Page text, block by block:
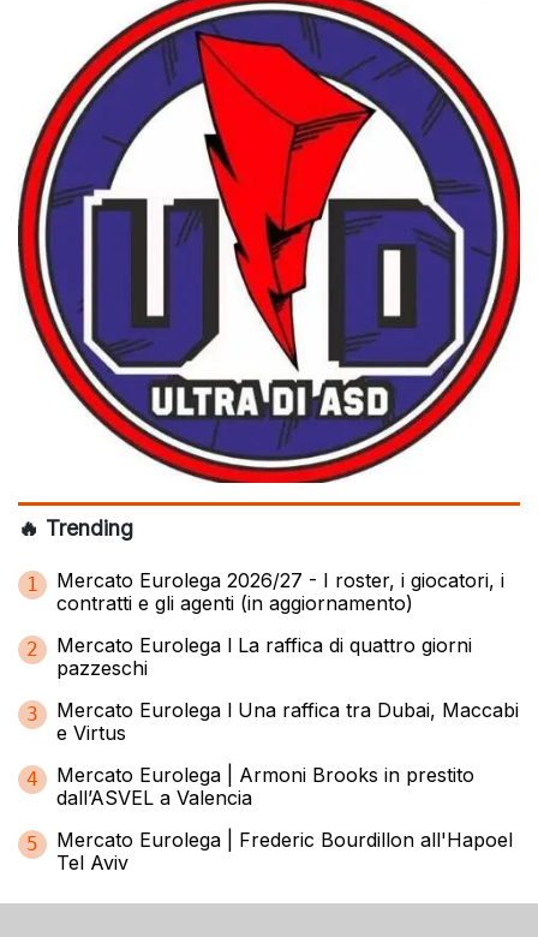
🔥 Trending
1
Mercato Eurolega 2026/27 - I roster, i giocatori, i
contratti e gli agenti (in aggiornamento)
2
Mercato Eurolega l La raffica di quattro giorni
pazzeschi
3
Mercato Eurolega l Una raffica tra Dubai, Maccabi
e Virtus
4
Mercato Eurolega | Armoni Brooks in prestito
dall’ASVEL a Valencia
5
Mercato Eurolega | Frederic Bourdillon all'Hapoel
Tel Aviv